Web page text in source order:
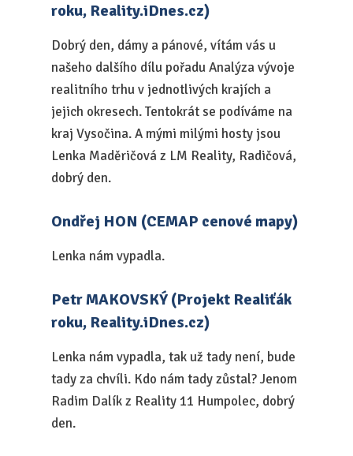
roku, Reality.iDnes.cz)
Dobrý den, dámy a pánové, vítám vás u
našeho dalšího dílu pořadu Analýza vývoje
realitního trhu v jednotlivých krajích a
jejich okresech. Tentokrát se podíváme na
kraj Vysočina. A mými milými hosty jsou
Lenka Maděričová z LM Reality, Radičová,
dobrý den.
Ondřej HON (CEMAP cenové mapy)
Lenka nám vypadla.
Petr MAKOVSKÝ (Projekt Realiťák
roku, Reality.iDnes.cz)
Lenka nám vypadla, tak už tady není, bude
tady za chvíli. Kdo nám tady zůstal? Jenom
Radim Dalík z Reality 11 Humpolec, dobrý
den.